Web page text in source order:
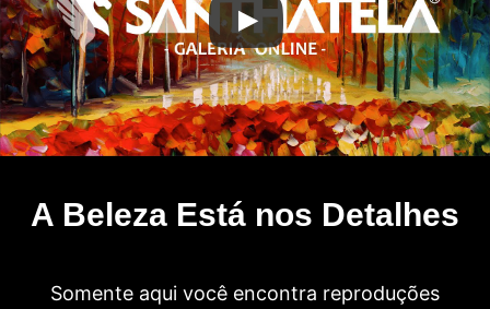
A Beleza Está nos Detalhes
Somente aqui você encontra reproduções